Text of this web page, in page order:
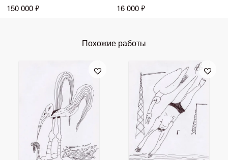
150 000 ₽ 16 000 ₽
Похожие работы